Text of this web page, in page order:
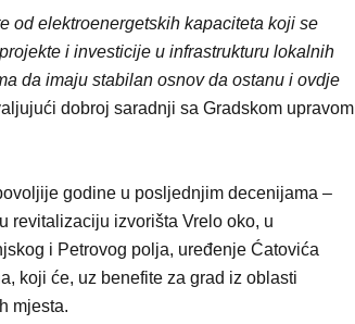
od elektroenergetskih kapaciteta koji se
i investicije u infrastrukturu lokalnih
da imaju stabilan osnov da ostanu i ovdje
dobroj saradnji sa Gradskom upravom
godine u posljednjim decenijama –
revitalizaciju izvorišta Vrelo oko, u
i Petrovog polja, uređenje Ćatovića
koji će, uz benefite za grad iz oblasti
mjesta.